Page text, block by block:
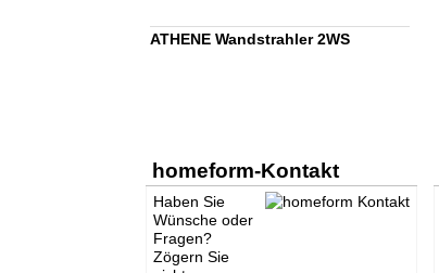
ATHENE Wandstrahler 2WS
homeform-Kontakt
Haben Sie
Wünsche oder
Fragen?
Zögern Sie